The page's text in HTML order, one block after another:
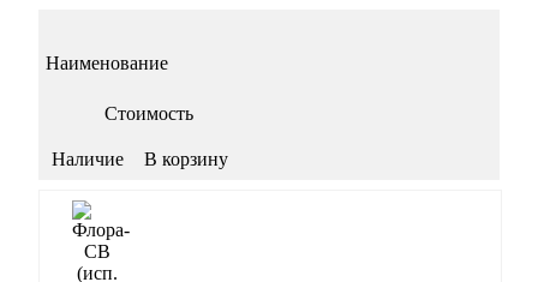
Наименование
Стоимость
Наличие В корзину